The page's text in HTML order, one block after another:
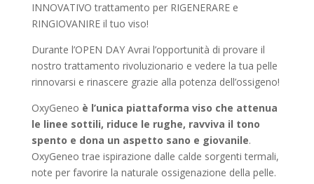
INNOVATIVO trattamento per RIGENERARE e
RINGIOVANIRE il tuo viso!
Durante l’OPEN DAY Avrai l’opportunità di provare il
nostro trattamento rivoluzionario e vedere la tua pelle
rinnovarsi e rinascere grazie alla potenza dell’ossigeno!
OxyGeneo è l’unica piattaforma viso che attenua
le linee sottili, riduce le rughe, ravviva il tono
spento e dona un aspetto sano e giovanile.
OxyGeneo trae ispirazione dalle calde sorgenti termali,
note per favorire la naturale ossigenazione della pelle.